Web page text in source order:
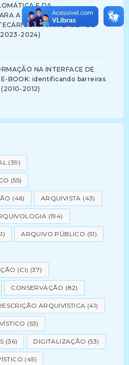
E DA
A FORMAÇÃO DE
NA UNIVERSIDADE
2024)
NA INTERFACE DE
E-BOOK: identificando barreiras
2012)
(39)
(55)
(46) ARQUIVISTA (43)
(194)
ARQUIVO PÚBLICO (51)
(CI) (37)
CONSERVAÇÃO (82)
ARQUIVÍSTICA (41)
(53)
(36) DIGITALIZAÇÃO (53)
(45)